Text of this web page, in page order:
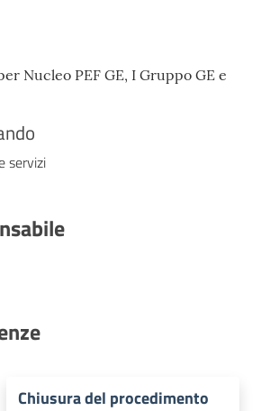
Nucleo PEF GE, I Gruppo GE e
servizi
Chiusura del procedimento